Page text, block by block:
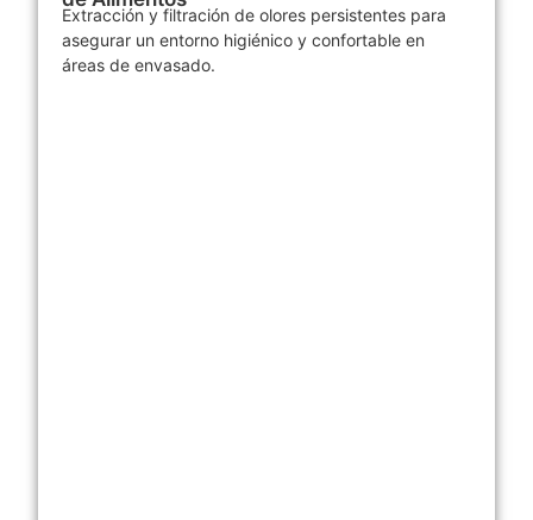
Extracción y filtración de olores persistentes para
asegurar un entorno higiénico y confortable en
áreas de envasado.